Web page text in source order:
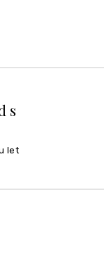
s
let